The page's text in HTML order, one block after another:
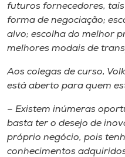
futuros fornecedores,
forma de negociação;
alvo; escolha do melhor
melhores modais de
Aos colegas de curso,
está aberto para quem
– Existem inúmeras
basta ter o desejo de
próprio negócio, pois
conhecimentos